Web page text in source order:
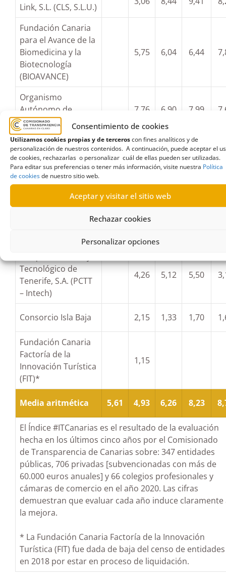
Consentimiento de cookies
Utilizamos cookies propias y de terceroscon fines analíticos y de
personalización de nuestros contenidos. A continuación, puede aceptar el
de cookies, rechazarlas o personalizar cuál de ellas pueden ser utilizadas.
Para editar sus preferencias o tener más información, visite nuestra Política
de cookiesde nuestro sitio web.
Aceptar y visitar el sitio web
Rechazar cookies
Personalizar opciones
Link, S.L. (CLS, S.L.U.)
Fundación Canaria
para el Avance de la
Biomedicina y la
Biotecnología
(BIOAVANCE)
5,75 6,04 6,44
Organismo
Autónomo de
Museos y Centros
7,76 6,90 7,99
Gestión Insular para
el Deporte, la
Cultura y el Ocio,
S.A. (IDECO)
5,54 4,02 7,03
8,95
Tecnológico de
Tenerife, S.A. (PCTT
– Intech)
4,26 5,12 5,50
Consorcio Isla Baja 2,15 1,33 1,70
Fundación Canaria
Factoría de la
Innovación Turística
(FIT)*
1,15
Media aritmética 5,61 4,93 6,26 8,23
El Índice #ITCanarias es el resultado de la evaluación
hecha en los últimos cinco años por el Comisionado
de Transparencia de Canarias sobre: 347 entidades
públicas, 706 privadas [subvencionadas con más de
60.000 euros anuales] y 66 colegios profesionales y
cámaras de comercio en el año 2020. Las cifras
demuestran que evaluar cada año induce claramente
la mejora.
* La Fundación Canaria Factoría de la Innovación
Turística (FIT) fue dada de baja del censo de entidades
en 2018 por estar en proceso de liquidación.